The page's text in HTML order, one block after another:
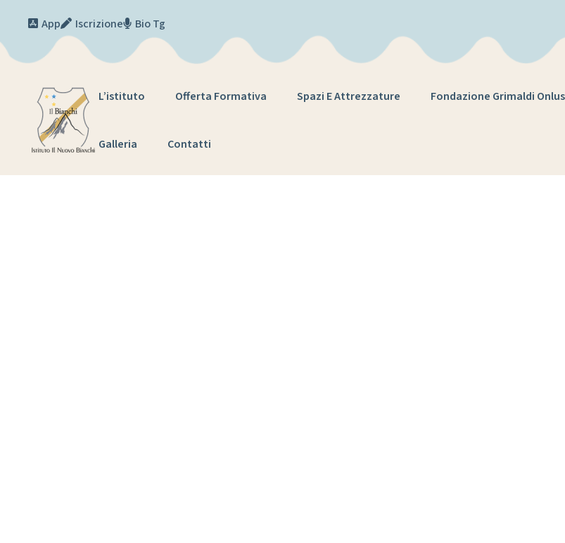
App
Iscrizione Bio Tg
L’istituto Offerta Formativa Spazi E Attrezzature Fondazione Grimaldi Onlus
Galleria Contatti